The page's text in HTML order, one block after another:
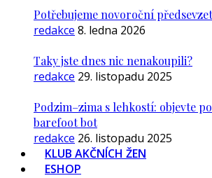
Potřebujeme novoroční
redakce 8. ledna 2026
Taky jste dnes nic nenakoupili?
redakce 29. listopadu 2025
Podzim–zima s lehkostí: objevte
barefoot bot
redakce 26. listopadu 2025
KLUB AKČNÍCH ŽEN
ESHOP